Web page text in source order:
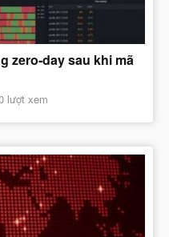
zero-day sau khi mã
lượt xem